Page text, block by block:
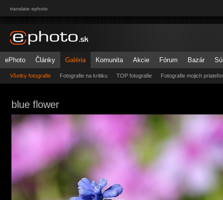
translate ephoto
ePhoto Články Galéria
Všetky fotografie Fotografie na kritiku TOP fotografie Fotografie mojich
Komunita Akcie Fórum Bazár
blue flower